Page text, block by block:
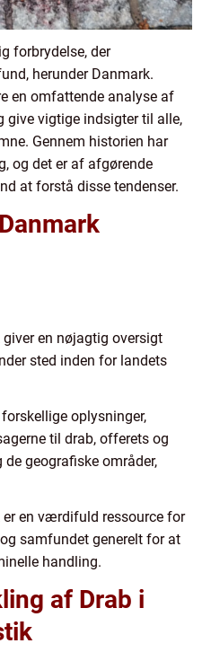
forbrydelse, der
herunder Danmark.
en omfattende analyse af
give vigtige indsigter til alle,
Gennem historien har
og det er af afgørende
at forstå disse tendenser.
en nøjagtig oversigt
sted inden for landets
oplysninger,
til drab, offerets og
geografiske områder,
en værdifuld ressource for
samfundet generelt for at
handling.
af Drab i